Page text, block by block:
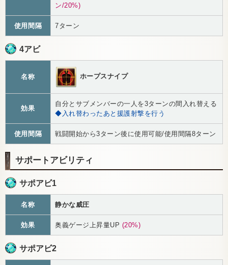
ン/20%)
使用間隔 7ターン
4アビ
名称 ホープスナイプ
効果
自分とサブメンバーの一人を3ターンの間入れ替える
◆入れ替わったあと援護射撃を行う
使用間隔 戦闘開始から3ターン後に使用可能/使用間隔8ターン
サポートアビリティ
サポアビ1
名称 静かな威圧
効果 奥義ゲージ上昇量UP (20%)
サポアビ2